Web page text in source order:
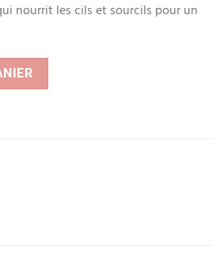
nourrit les cils et sourcils pour un
- Sérum pour les Cils et les Sourcils 5 ml